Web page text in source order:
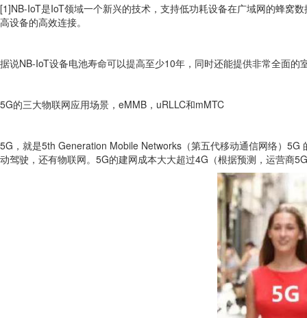
[1]NB-IoT是IoT领域一个新兴的技术，支持低功耗设备在广域网的蜂窝
高设备的高效连接。
据说NB-IoT设备电池寿命可以提高至少10年，同时还能提供非常全面的
5G的三大物联网应用场景，eMMB，uRLLC和mMTC
5G，就是5th Generation Mobile Networks（第五代移动通信网络）
动驾驶，还有物联网。5G的建网成本大大超过4G（根据预测，运营商